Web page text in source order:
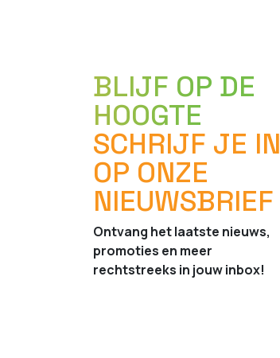
BLIJF OP DE
HOOGTE
SCHRIJF JE IN
OP ONZE
NIEUWSBRIEF
Ontvang het laatste nieuws,
promoties en meer
rechtstreeks in jouw inbox!